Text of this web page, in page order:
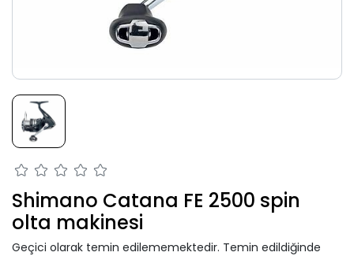
Shimano Catana FE 2500 spin
olta makinesi
Geçici olarak temin edilememektedir. Temin edildiğinde